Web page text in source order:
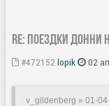
Re: Поездки Донни
#472152 lopik 02
v_gildenberg » 01-